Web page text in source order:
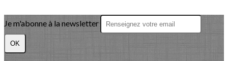
Je m'abonne à la newsletter
OK